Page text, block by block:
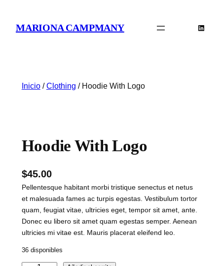
contenido
MARIONA CAMPMANY
Inicio/Clothing / Hoodie With Logo
Hoodie With Logo
$45.00
Pellentesque habitant morbi tristique senectus et netus
et malesuada fames ac turpis egestas. Vestibulum tortor
quam, feugiat vitae, ultricies eget, tempor sit amet, ante.
Donec eu libero sit amet quam egestas semper. Aenean
ultricies mi vitae est. Mauris placerat eleifend leo.
36 disponibles